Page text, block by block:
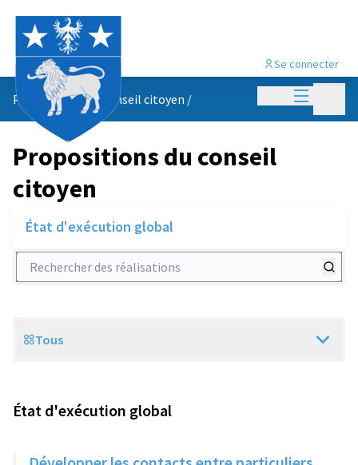
Menu
Se connecter
Propositions du conseil citoyen /
Propositions du conseil
citoyen
État d'exécution global
Rechercher des réalisations
Scope
Tous
État d'exécution global